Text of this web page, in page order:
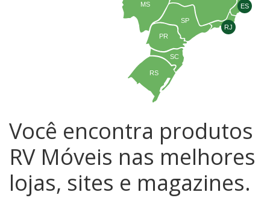
RJ
RS
SC
PR
SP
MS
ES
Você encontra produtos
RV Móveis nas melhores
lojas, sites e magazines.